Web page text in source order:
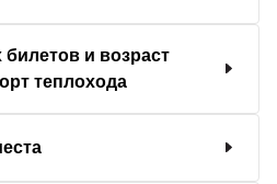
и возраст
теплохода